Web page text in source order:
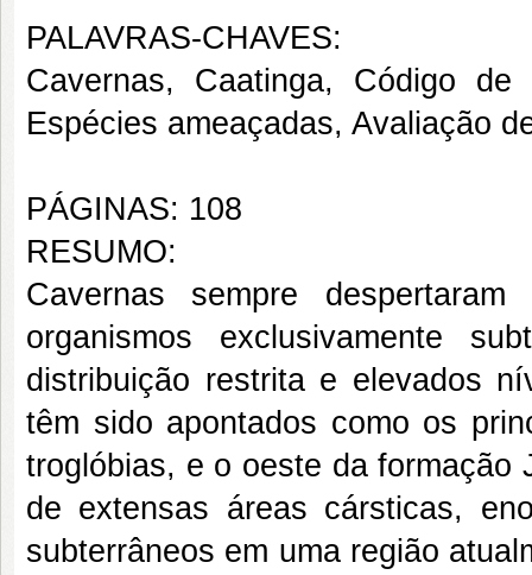
PALAVRAS-CHAVES:
Cavernas, Caatinga, Código
Espécies ameaçadas, Avaliação
PÁGINAS: 108
RESUMO:
Cavernas sempre
organismos exclusivamente
distribuição restrita e elevados
têm sido apontados como os
troglóbias, e o oeste da formação
de extensas áreas cársticas,
subterrâneos em uma região